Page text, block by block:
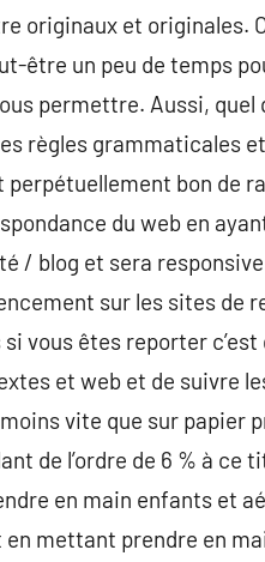
originaux et originales.
être un peu de temps
permettre. Aussi, quel
règles grammaticales
bon de
du web en
/ blog et sera
sur les sites de
vous êtes reporter
et web et de suivre
moins vite que sur
de l’ordre de 6 % à ce
en main enfants et
en mettant prendre en